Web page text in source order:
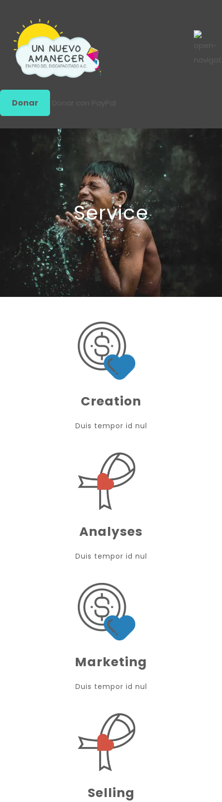
Donar Donar con PayPal
Service
Creation
Duis tempor id nul
Analyses
Duis tempor id nul
Marketing
Duis tempor id nul
Selling